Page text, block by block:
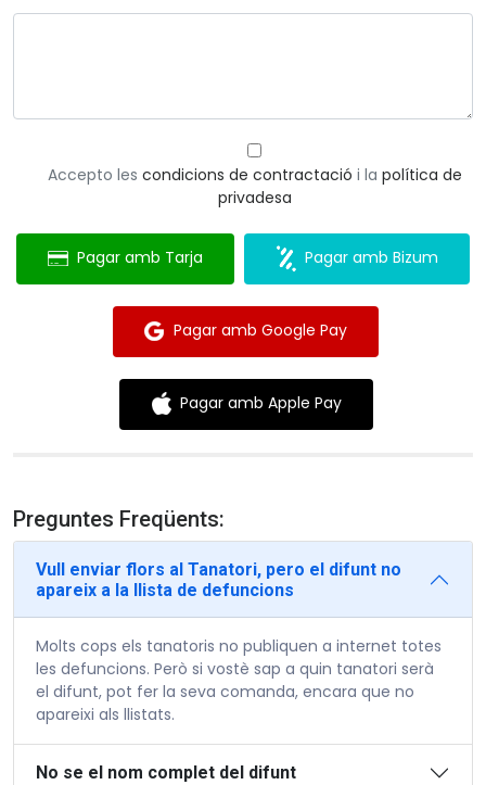
Accepto les condicions de contractació i la política de
privadesa
Pagar amb Tarja Pagar amb Bizum
Pagar amb Google Pay
Pagar amb Apple Pay
Preguntes Freqüents:
Vull enviar flors al Tanatori, pero el difunt no
apareix a la llista de defuncions
Molts cops els tanatoris no publiquen a internet totes
les defuncions. Però si vostè sap a quin tanatori serà
el difunt, pot fer la seva comanda, encara que no
apareixi als llistats.
No se el nom complet del difunt